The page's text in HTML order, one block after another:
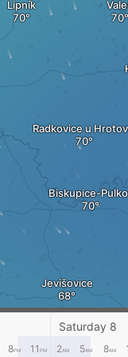
Radkovice u
Biskupice-
Lipník
Jevišovice
Saturday 8
8PM 11 PM 2AM 5AM 8AM